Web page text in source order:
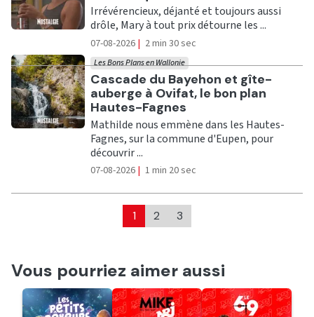
Irrévérencieux, déjanté et toujours aussi
drôle, Mary à tout prix détourne les ...
07-08-2026 | 2 min 30 sec
Ecouter
Cascade du Bayehon et gîte-
auberge à Ovifat, le bon plan
Hautes-Fagnes
Les Bons Plans en Wallonie
Mathilde nous emmène dans les Hautes-
Fagnes, sur la commune d'Eupen, pour
découvrir ...
07-08-2026 | 1 min 20 sec
1 2 3
Vous pourriez aimer aussi